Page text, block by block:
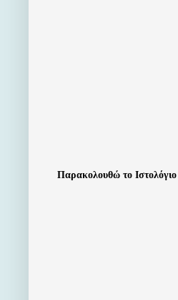
Παρακολουθώ το Ιστολόγιο